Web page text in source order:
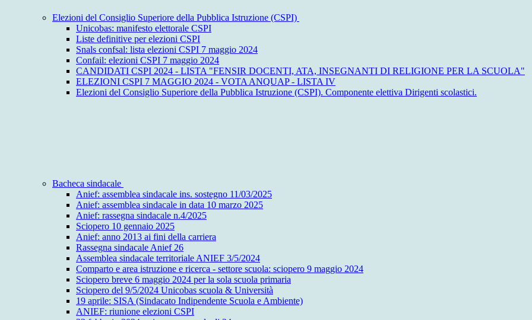
Elezioni del Consiglio Superiore della Pubblica Istruzione (CSPI)
Unicobas: manifesto elettorale CSPI
Liste definitive per elezioni CSPI
Snals confsal: lista elezioni CSPI 7 maggio 2024
Confail: elezioni CSPI 7 maggio 2024
CANDIDATI CSPI 2024 - LISTA "FENSIR DOCENTI, ATA, INSEGNANTI DI RELIGIONE PER LA SCUOLA"
ELEZIONI CSPI 7 MAGGIO 2024 - VOTA ANQUAP - LISTA IV
Elezioni del Consiglio Superiore della Pubblica Istruzione (CSPI). Componente elettiva Dirigenti scolastici.
Bacheca sindacale
Anief: assemblea sindacale ins. sostegno 11/03/2025
Anief: assemblea sindacale in data 10 marzo 2025
Anief: rassegna sindacale n.4/2025
Sciopero 10 gennaio 2025
Anief: anno 2013 ai fini della carriera
Rassegna sindacale Anief 26
Assemblea sindacale territoriale ANIEF 3/5/2024
Comparto e area istruzione e ricerca - settore scuola: sciopero 9 maggio 2024
Sciopero breve 6 maggio 2024 per la sola scuola primaria
Sciopero del 9/5/2024 Unicobas scuola & Università
19 aprile: SISA (Sindacato Indipendente Scuola e Ambiente)
ANIEF: riunione elezioni CSPI